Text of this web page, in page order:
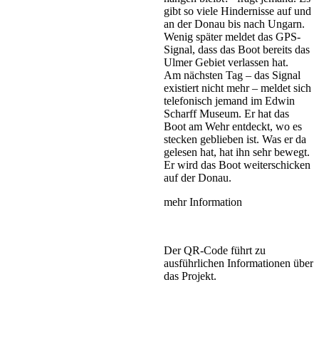
gibt so viele Hindernisse auf und
an der Donau bis nach Ungarn.
Wenig später meldet das GPS-
Signal, dass das Boot bereits das
Ulmer Gebiet verlassen hat.
Am nächsten Tag – das Signal
existiert nicht mehr – meldet sich
telefonisch jemand im Edwin
Scharff Museum. Er hat das
Boot am Wehr entdeckt, wo es
stecken geblieben ist. Was er da
gelesen hat, hat ihn sehr bewegt.
Er wird das Boot weiterschicken
auf der Donau.
mehr Information
Der QR-Code führt zu
ausführlichen Informationen über
das Projekt.